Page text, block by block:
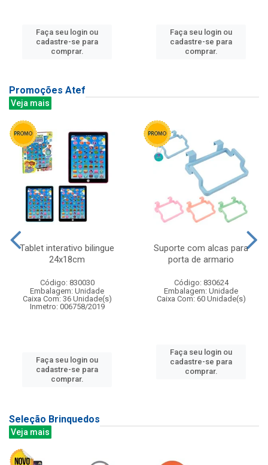
Faça seu login ou
cadastre-se para
comprar.
Faça seu login ou
cadastre-se para
comprar.
Promoções Atef
Veja mais
Tablet interativo bilingue
24x18cm
Código: 830030
Embalagem: Unidade
Caixa Com: 36 Unidade(s)
Inmetro: 006758/2019
Faça seu login ou
cadastre-se para
comprar.
Suporte com alcas para
porta de armario
Código: 830624
Embalagem: Unidade
Caixa Com: 60 Unidade(s)
Faça seu login ou
cadastre-se para
comprar.
Seleção Brinquedos
Veja mais